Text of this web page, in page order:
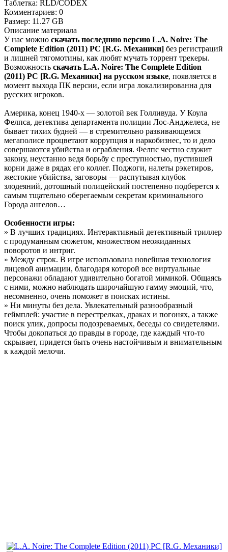
Таблетка: RLD/CODEX
Комментариев: 0
Размер: 11.27 GB
Описание материала
У нас можно скачать последнию версию L.A. Noire: The
Complete Edition (2011) PC [R.G. Механики] без регистраций
и лишней тягомотины, как любят мучать торрент трекеры.
Возможность скачать L.A. Noire: The Complete Edition
(2011) PC [R.G. Механики] на русском языке, появляется в
момент выхода ПК версии, если игра локализированна для
русских игроков.
Америка, конец 1940-х — золотой век Голливуда. У Коула
Фелпса, детектива департамента полиции Лос-Анджелеса, не
бывает тихих будней — в стремительно развивающемся
мегаполисе процветают коррупция и наркобизнес, то и дело
совершаются убийства и ограбления. Фелпс честно служит
закону, неустанно ведя борьбу с преступностью, пустившей
корни даже в рядах его коллег. Поджоги, налеты рэкетиров,
жестокие убийства, заговоры — распутывая клубок
злодеяний, дотошный полицейский постепенно подберется к
самым тщательно оберегаемым секретам криминального
Города ангелов…
Особенности игры:
» В лучших традициях. Интерактивный детективный триллер
с продуманным сюжетом, множеством неожиданных
поворотов и интриг.
» Между строк. В игре использована новейшая технология
лицевой анимации, благодаря которой все виртуальные
персонажи обладают удивительно богатой мимикой. Общаясь
с ними, можно наблюдать широчайшую гамму эмоций, что,
несомненно, очень поможет в поисках истины.
» Ни минуты без дела. Увлекательный разнообразный
геймплей: участие в перестрелках, драках и погонях, а также
поиск улик, допросы подозреваемых, беседы со свидетелями.
Чтобы докопаться до правды в городе, где каждый что-то
скрывает, придется быть очень настойчивым и внимательным
к каждой мелочи.